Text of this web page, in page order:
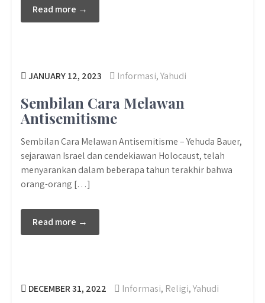
Read more →
JANUARY 12, 2023 Informasi,Yahudi
Sembilan Cara Melawan
Antisemitisme
Sembilan Cara Melawan Antisemitisme – Yehuda Bauer,
sejarawan Israel dan cendekiawan Holocaust, telah
menyarankan dalam beberapa tahun terakhir bahwa
orang-orang […]
Read more →
DECEMBER 31, 2022 Informasi, Religi,Yahudi